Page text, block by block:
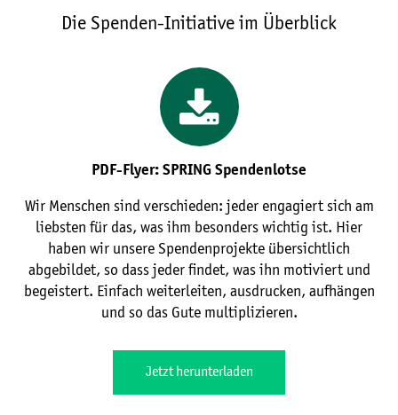
Die Spenden-Initiative im Überblick
PDF-Flyer: SPRING Spendenlotse
Wir Menschen sind verschieden: jeder engagiert sich am
liebsten für das, was ihm besonders wichtig ist. Hier
haben wir unsere Spendenprojekte übersichtlich
abgebildet, so dass jeder findet, was ihn motiviert und
begeistert. Einfach weiterleiten, ausdrucken, aufhängen
und so das Gute multiplizieren.
Jetzt herunterladen